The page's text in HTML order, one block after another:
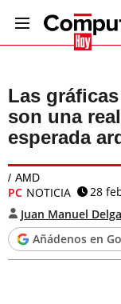
Las
son una
esperada
AMD
PC NOTICIA
28
Juan Manuel
Añádenos en